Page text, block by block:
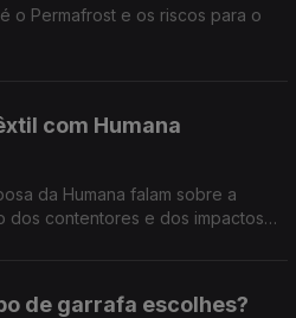
o Permafrost e os riscos para o
com Humana
da Humana falam sobre a
dos contentores e dos impactos
de garrafa escolhes?